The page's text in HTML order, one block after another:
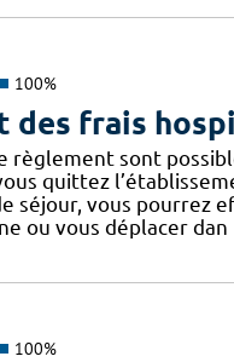
100%
des frais
règlement sont
quittez
séjour, vous pourrez
ou vous déplacer dan
100%